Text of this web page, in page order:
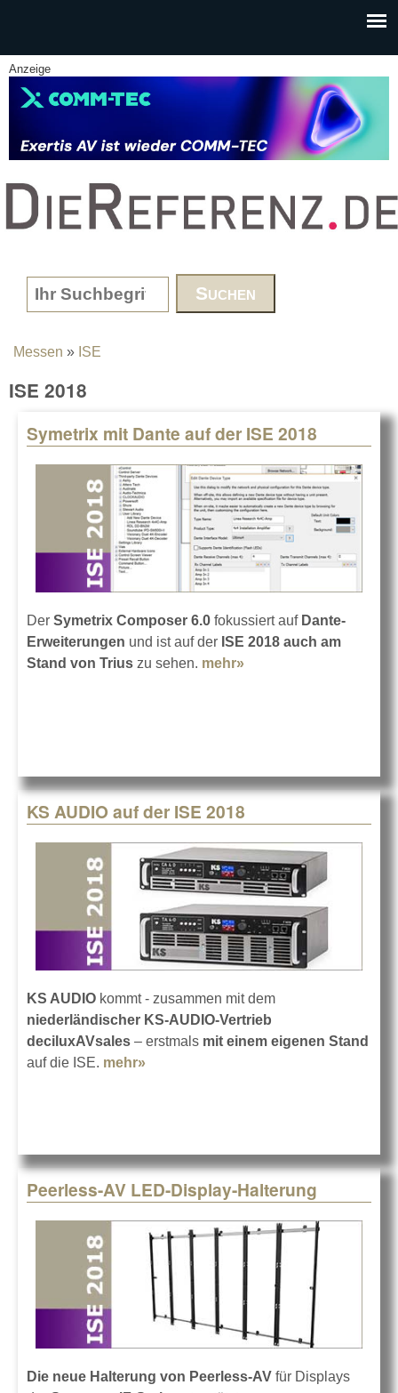
Anzeige
www.DieReferenz.de
Search form
You are here
Messen » ISE
ISE 2018
Symetrix mit Dante auf der ISE 2018
Der Symetrix Composer 6.0 fokussiert aufDante-
Erweiterungen und ist auf der ISE 2018 auch am
Stand von Trius zu sehen. mehr»
KS AUDIO auf der ISE 2018
KS AUDIO kommt - zusammen mit dem
niederländischer KS-AUDIO-Vertrieb
deciluxAVsales – erstmals mit einem eigenen Stand
auf die ISE. mehr»
Peerless-AV LED-Display-Halterung
Die neue Halterung von Peerless-AV für Displays
Pages